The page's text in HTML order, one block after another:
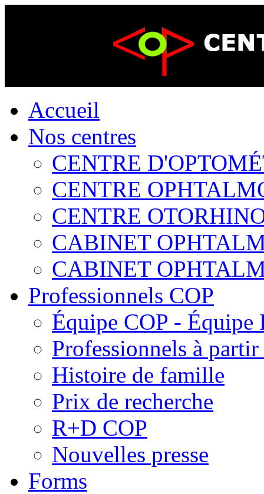
Accueil
Nos centres
CENTRE
CENTRE
CENTRE
CABINET
CABINET
Professionnels COP
Équipe COP - Équipe
Professionnels à
Histoire de famille
Prix de recherche
R+D COP
Nouvelles presse
Forms